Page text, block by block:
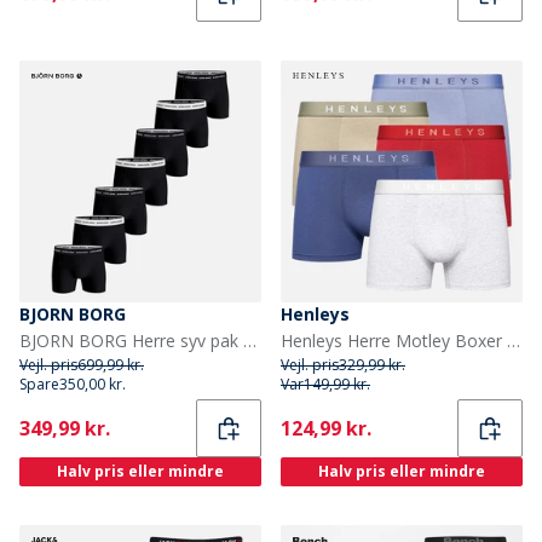
BJORN BORG
BJORN BORG Herre syv pak bomuld stretch bokser multipack 2
Vejl. pris699,99 kr.
Spare350,00 kr.
Current
349,99 kr.
Halv pris eller mindre
Henleys
Henleys Herre Motley Boxer shorts Flerfarvet
Vejl. pris329,99 kr.
Var149,99 kr.
Current
124,99 kr.
Halv pris eller mindre